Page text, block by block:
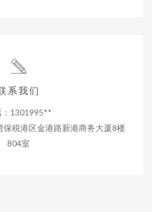
系我们
：1301995**
税港区金港路新港商务大厦8楼
804室